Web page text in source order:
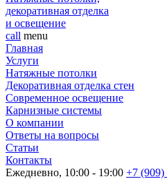
декоративная отделка
и освещение
call menu
Главная
Услуги
Натяжные потолки
Декоративная отделка стен
Современное освещение
Карнизные системы
О компании
Ответы на вопросы
Статьи
Контакты
Ежедневно, 10:00 - 19:00 +7 (909)